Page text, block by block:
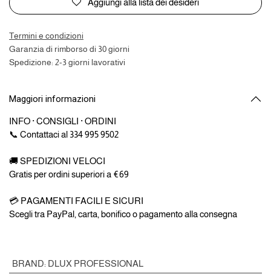
Aggiungi alla lista dei desideri
Termini e condizioni
Garanzia di rimborso di 30 giorni
Spedizione: 2-3 giorni lavorativi
Maggiori informazioni
INFO · CONSIGLI · ORDINI
📞 Contattaci al 334 995 9502
🚚 SPEDIZIONI VELOCI
Gratis per ordini superiori a €69
💳 PAGAMENTI FACILI E SICURI
Scegli tra PayPal, carta, bonifico o pagamento alla consegna
BRAND: DLUX PROFESSIONAL